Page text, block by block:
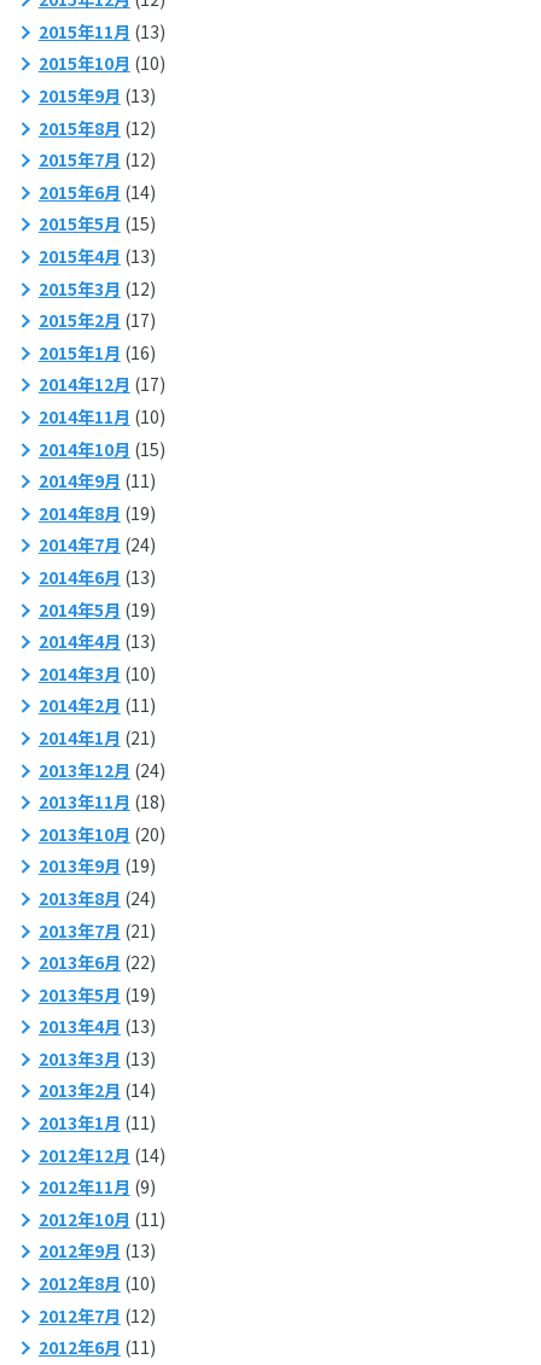
2015年11月 (13)
2015年10月 (10)
2015年9月 (13)
2015年8月 (12)
2015年7月 (12)
2015年6月 (14)
2015年5月 (15)
2015年4月 (13)
2015年3月 (12)
2015年2月 (17)
2015年1月 (16)
2014年12月 (17)
2014年11月 (10)
2014年10月 (15)
2014年9月 (11)
2014年8月 (19)
2014年7月 (24)
2014年6月 (13)
2014年5月 (19)
2014年4月 (13)
2014年3月 (10)
2014年2月 (11)
2014年1月 (21)
2013年12月 (24)
2013年11月 (18)
2013年10月 (20)
2013年9月 (19)
2013年8月 (24)
2013年7月 (21)
2013年6月 (22)
2013年5月 (19)
2013年4月 (13)
2013年3月 (13)
2013年2月 (14)
2013年1月 (11)
2012年12月 (14)
2012年11月 (9)
2012年10月 (11)
2012年9月 (13)
2012年8月 (10)
2012年7月 (12)
2012年6月 (11)